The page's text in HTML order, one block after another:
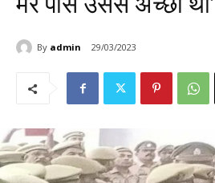
By admin 29/03/2023